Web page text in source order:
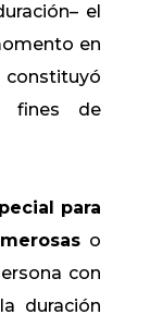
el
en
constituyó
fines de
para
o
con
duración